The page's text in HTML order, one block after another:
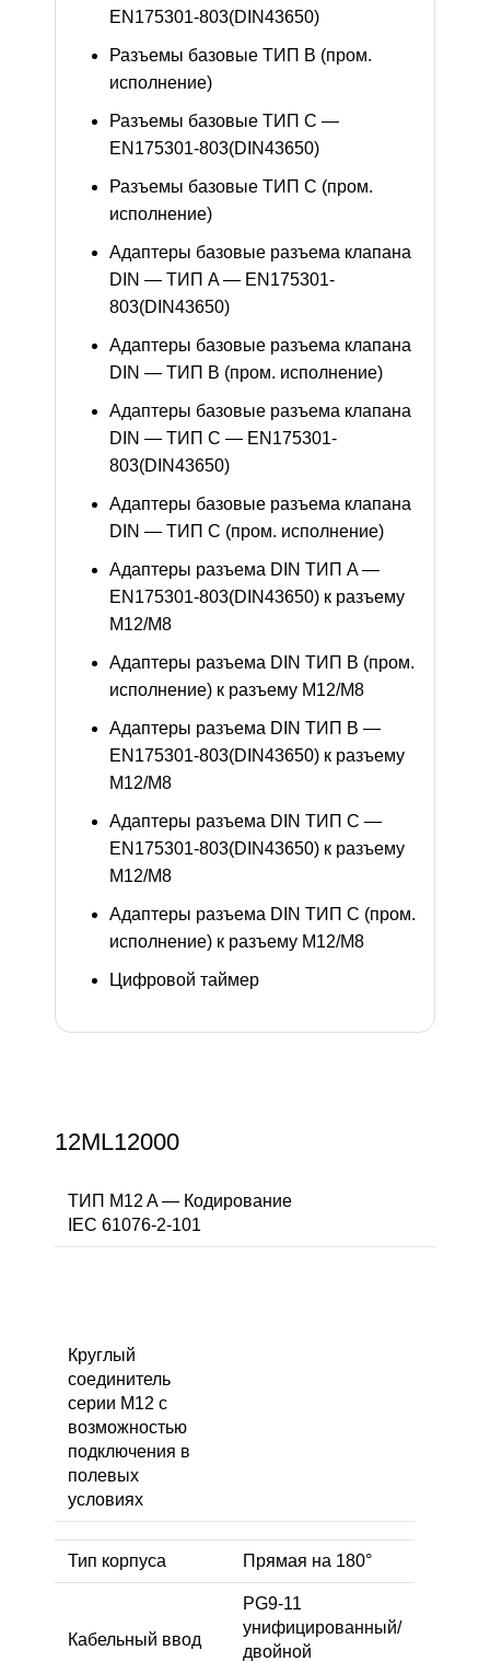
EN175301-803(DIN43650)
Разъемы базовые ТИП В (пром.
исполнение)
Разъемы базовые ТИП C —
EN175301-803(DIN43650)
Разъемы базовые ТИП C (пром.
исполнение)
Адаптеры базовые разъема клапана
DIN — ТИП A — EN175301-
803(DIN43650)
Адаптеры базовые разъема клапана
DIN — ТИП B (пром. исполнение)
Адаптеры базовые разъема клапана
DIN — ТИП C — EN175301-
803(DIN43650)
Адаптеры базовые разъема клапана
DIN — ТИП C (пром. исполнение)
Адаптеры разъема DIN ТИП A —
EN175301-803(DIN43650) к разъему
M12/M8
Адаптеры разъема DIN ТИП B (пром.
исполнение) к разъему M12/M8
Адаптеры разъема DIN ТИП B —
EN175301-803(DIN43650) к разъему
M12/M8
Адаптеры разъема DIN ТИП C —
EN175301-803(DIN43650) к разъему
M12/M8
Адаптеры разъема DIN ТИП C (пром.
исполнение) к разъему M12/M8
Цифровой таймер
12ML12000
ТИП M12 A — Кодирование
IEC 61076-2-101
Круглый
соединитель
серии M12 с
возможностью
подключения в
полевых
условиях
Тип корпуса Прямая на 180°
Кабельный ввод
PG9-11
унифицированный/
двойной